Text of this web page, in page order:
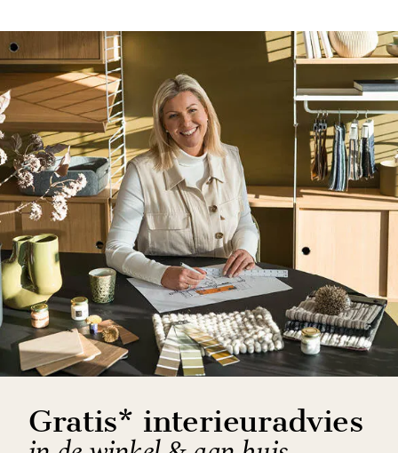
Gratis* interieuradvies